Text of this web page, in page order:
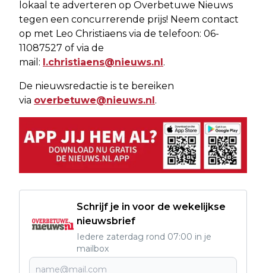
lokaal te adverteren op Overbetuwe Nieuws
tegen een concurrerende prijs! Neem contact
op met Leo Christiaens via de telefoon: 06-
11087527 of via de
mail: l.christiaens@nieuws.nl.
De nieuwsredactie is te bereiken
via overbetuwe@nieuws.nl.
Schrijf je in voor de wekelijkse
nieuwsbrief
Iedere zaterdag rond 07:00 in je
mailbox